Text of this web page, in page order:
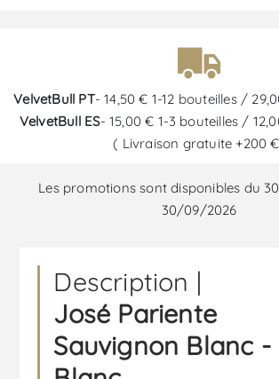
VelvetBull PT- 14,50 € 1-12 bouteilles /
VelvetBull ES- 15,00 € 1-3 bouteilles /
( Livraison gratuite +200
Les promotions sont disponibles du
30/09/2026
Description |
José Pariente
Sauvignon Blanc -